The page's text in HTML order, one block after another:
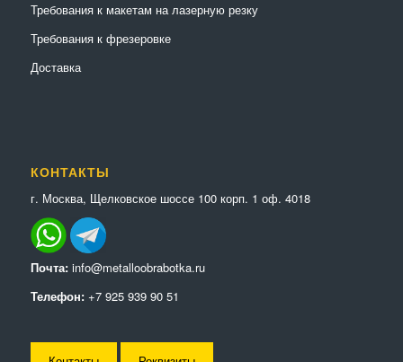
Требования к макетам на лазерную резку
Требования к фрезеровке
Доставка
КОНТАКТЫ
г. Москва, Щелковское шоссе 100 корп. 1 оф. 4018
Почта: info@metalloobrabotka.ru
Телефон: +7 925 939 90 51